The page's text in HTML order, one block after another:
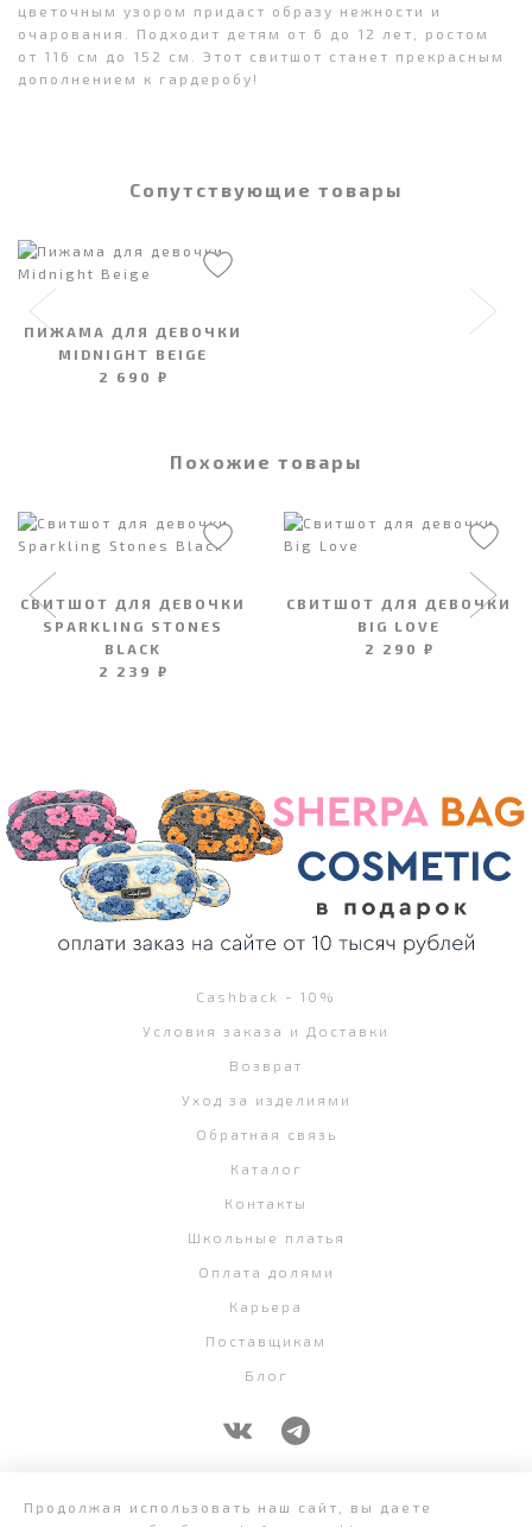
цветочным узором придаст образу нежности и
очарования. Подходит детям от 6 до 12 лет, ростом
от 116 см до 152 см. Этот свитшот станет прекрасным
дополнением к гардеробу!
Сопутствующие товары
ПИЖАМА ДЛЯ ДЕВОЧКИ
MIDNIGHT BEIGE
2 690 ₽
Похожие товары
СВИТШОТ ДЛЯ ДЕВОЧКИ
SPARKLING STONES
ВLACK
2 239 ₽
СВИТШОТ ДЛЯ ДЕВОЧКИ
BIG LOVE
2 290 ₽
Cashback - 10%
Условия заказа и Доставки
Возврат
Уход за изделиями
Обратная связь
Каталог
Контакты
Школьные платья
Оплата долями
Карьера
Поставщикам
Блог
Продолжая использовать наш сайт, вы даете